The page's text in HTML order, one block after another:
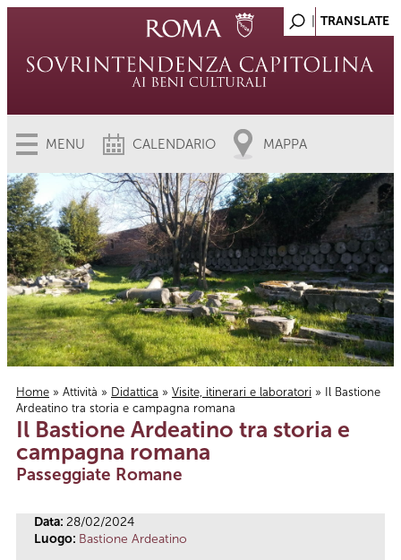
MENU CALENDARIO MAPPA
Tu sei qui
Home » Attività » Didattica » Visite, itinerari e laboratori » Il Bastione
Ardeatino tra storia e campagna romana
Il Bastione Ardeatino tra storia e
campagna romana
Passeggiate Romane
Data: 28/02/2024
Luogo: Bastione Ardeatino